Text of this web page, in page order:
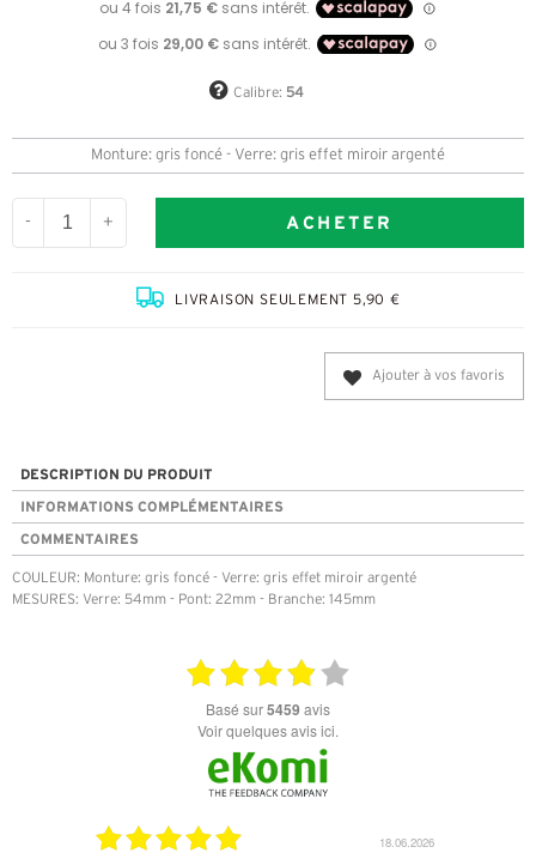
Calibre: 54
Monture: gris foncé - Verre: gris effet miroir argenté
- + ACHETER
LIVRAISON SEULEMENT 5,90 €
Ajouter à vos favoris
DESCRIPTION DU PRODUIT
INFORMATIONS COMPLÉMENTAIRES
COMMENTAIRES
COULEUR: Monture: gris foncé - Verre: gris effet miroir argenté
MESURES: Verre: 54mm - Pont: 22mm - Branche: 145mm
basé sur5459 avis
Voir quelques avis ici.
18.06.2026